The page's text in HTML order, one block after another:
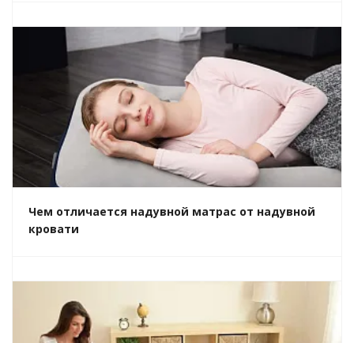
Чем отличается надувной матрас от надувной
кровати